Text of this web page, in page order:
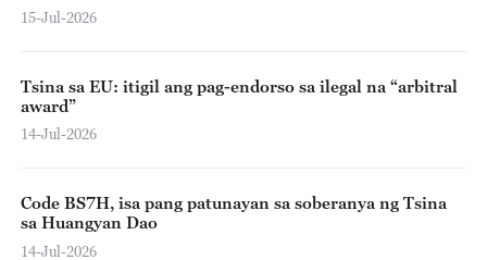
15-Jul-2026
Tsina sa EU: itigil ang pag-endorso sa ilegal na “arbitral
award”
14-Jul-2026
Code BS7H, isa pang patunayan sa soberanya ng Tsina
sa Huangyan Dao
14-Jul-2026